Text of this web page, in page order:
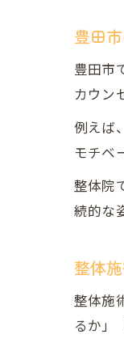
豊田
豊田市
カウン
例えば
モチベ
整体院
続的な
整体
整体施
るか」